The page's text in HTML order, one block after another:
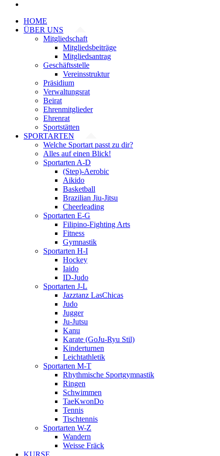
HOME
ÜBER UNS
Mitgliedschaft
Mitgliedsbeiträge
Mitgliedsantrag
Geschäftsstelle
Vereinsstruktur
Präsidium
Verwaltungsrat
Beirat
Ehrenmitglieder
Ehrenrat
Sportstätten
SPORTARTEN
Welche Sportart passt zu dir?
Alles auf einen Blick!
Sportarten A-D
(Step)-Aerobic
Aikido
Basketball
Brazilian Jiu-Jitsu
Cheerleading
Sportarten E-G
Filipino-Fighting Arts
Fitness
Gymnastik
Sportarten H-I
Hockey
Iaido
ID-Judo
Sportarten J-L
Jazztanz LasChicas
Judo
Jugger
Ju-Jutsu
Kanu
Karate (GoJu-Ryu Stil)
Kinderturnen
Leichtathletik
Sportarten M-T
Rhythmische Sportgymnastik
Ringen
Schwimmen
TaeKwonDo
Tennis
Tischtennis
Sportarten W-Z
Wandern
Weisse Fräck
KURSE